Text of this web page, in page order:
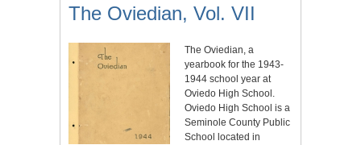
The Oviedian, Vol. VII
The Oviedian, a
yearbook for the 1943-
1944 school year at
Oviedo High School.
Oviedo High School is a
Seminole County Public
School located in